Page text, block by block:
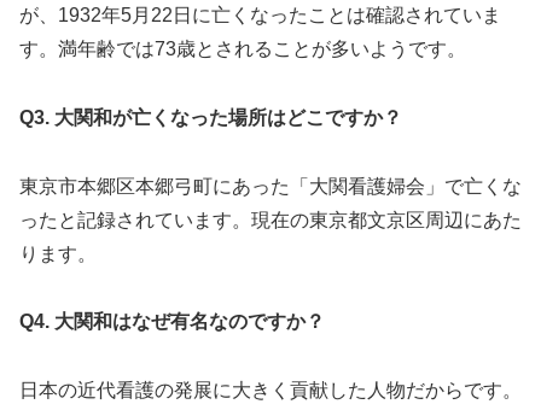
が、1932年5月22日に亡くなったことは確認されていま
す。満年齢では73歳とされることが多いようです。
Q3. 大関和が亡くなった場所はどこですか？
東京市本郷区本郷弓町にあった「大関看護婦会」で亡くな
ったと記録されています。現在の東京都文京区周辺にあた
ります。
Q4. 大関和はなぜ有名なのですか？
日本の近代看護の発展に大きく貢献した人物だからです。